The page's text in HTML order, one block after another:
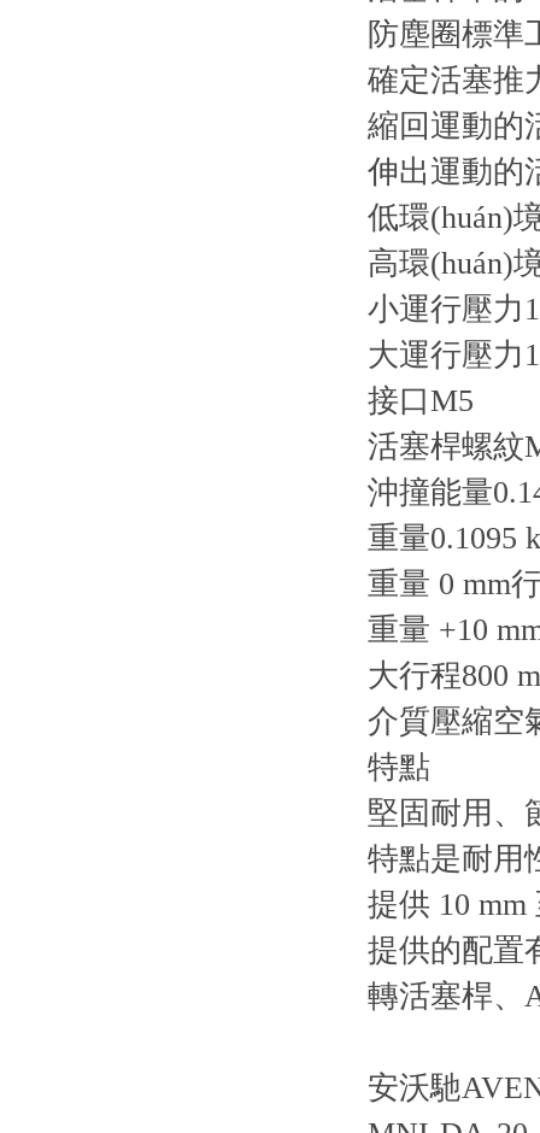
防塵圈標準
確定活塞推
縮回運動的
伸出運動的
低環(huán)
高環(huán)
小運行壓力
大運行壓力
接口M5
活塞桿螺紋
沖撞能量
重量0.1095
重量 0 mm
重量 +10
大行程800
介質壓縮空
特點
堅固耐用、
特點是耐用
提供 10 mm
提供的配置
轉活塞桿、
安沃馳